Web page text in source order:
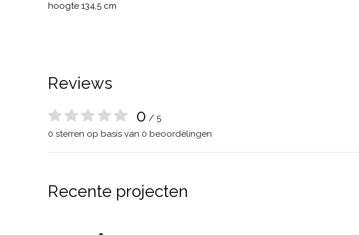
hoogte 134,5 cm
Reviews
0 / 5
0 sterren op basis van 0 beoordelingen
Recente projecten